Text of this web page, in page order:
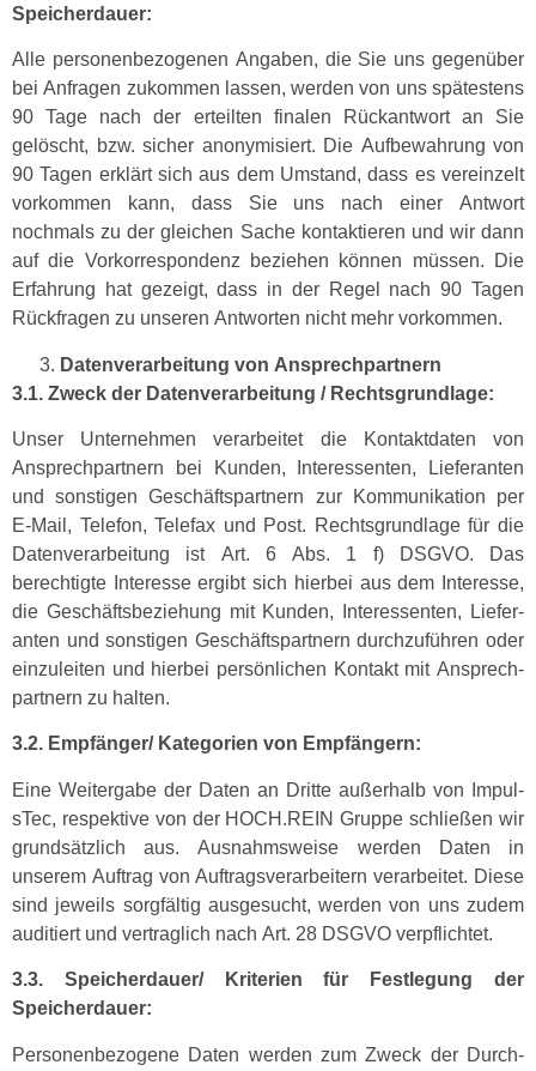
Speicherdauer:
Alle per­so­n­en­be­zo­ge­nen Angaben, die Sie uns gegenüber
bei Anfra­gen zukom­men lassen, wer­den von uns spätestens
90 Tage nach der erteil­ten finalen Rück­ant­wort an Sie
gelöscht, bzw. sich­er anonymisiert. Die Auf­be­wahrung von
90 Tagen erk­lärt sich aus dem Umstand, dass es vere­inzelt
vorkom­men kann, dass Sie uns nach ein­er Antwort
nochmals zu der gle­ichen Sache kon­tak­tieren und wir dann
auf die Vorko­r­re­spon­denz beziehen kön­nen müssen. Die
Erfahrung hat gezeigt, dass in der Regel nach 90 Tagen
Rück­fra­gen zu unseren Antworten nicht mehr vorkommen.
Daten­ver­ar­beitung von Ansprechpartnern
3.1. Zweck der Daten­ver­ar­beitung / Rechtsgrundlage:
Unser Unternehmen ver­ar­beit­et die Kon­tak­t­dat­en von
Ansprech­part­nern bei Kun­den, Inter­essen­ten, Liefer­an­ten
und son­sti­gen Geschäftspart­nern zur Kom­mu­nika­tion per
E‑Mail, Tele­fon, Tele­fax und Post. Rechts­grund­lage für die
Daten­ver­ar­beitung ist Art. 6 Abs. 1 f) DSGVO. Das
berechtigte Inter­esse ergibt sich hier­bei aus dem Inter­esse,
die Geschäfts­beziehung mit Kun­den, Inter­essen­ten, Liefer­
an­ten und son­sti­gen Geschäftspart­nern durchzuführen oder
einzuleit­en und hier­bei per­sön­lichen Kon­takt mit Ansprech­
part­nern zu halten.
3.2. Empfänger/ Kat­e­gorien von Empfängern:
Eine Weit­er­gabe der Dat­en an Dritte außer­halb von Impul­
sTec, respek­tive von der HOCH.REIN Gruppe schließen wir
grund­sät­zlich aus. Aus­nahm­sweise wer­den Dat­en in
unserem Auf­trag von Auf­tragsver­ar­beit­ern ver­ar­beit­et. Diese
sind jew­eils sorgfältig aus­ge­sucht, wer­den von uns zudem
audi­tiert und ver­traglich nach Art. 28 DSGVO verpflichtet.
3.3. Speicherdauer/ Kri­te­rien für Fes­tle­gung der
Speicherdauer:
Per­so­n­en­be­zo­gene Dat­en wer­den zum Zweck der Durch­